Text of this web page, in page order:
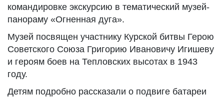
командировке экскурсию в тематический музей-
панораму «Огненная дуга».
Музей посвящен участнику Курской битвы Герою
Советского Союза Григорию Ивановичу Игишеву
и героям боев на Тепловских высотах в 1943
году.
Детям подробно рассказали о подвиге батареи